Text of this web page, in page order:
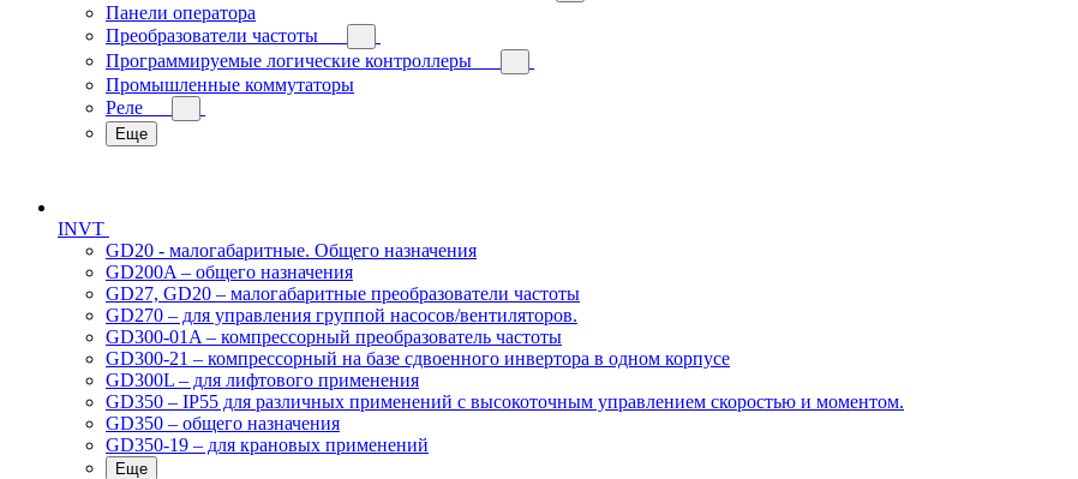
Панели оператора
Преобразователи частоты
Программируемые логические контроллеры
Промышленные коммутаторы
Реле
Еще
INVT
GD20 - малогабаритные. Общего назначения
GD200A – общего назначения
GD27, GD20 – малогабаритные преобразователи частоты
GD270 – для управления группой насосов/вентиляторов.
GD300-01A – компрессорный преобразователь частоты
GD300-21 – компрессорный на базе сдвоенного инвертора в одном корпусе
GD300L – для лифтового применения
GD350 – IP55 для различных применений с высокоточным управлением скоростью и моментом.
GD350 – общего назначения
GD350-19 – для крановых применений
Еще